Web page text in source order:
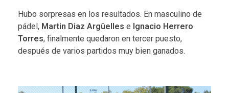
Hubo sorpresas en los resultados. En masculino de
pádel, Martin Diaz Argüelles e Ignacio Herrero
Torres, finalmente quedaron en tercer puesto,
después de varios partidos muy bien ganados.